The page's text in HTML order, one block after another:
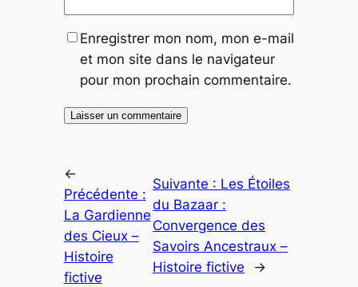
Enregistrer mon nom, mon e-mail
et mon site dans le navigateur
pour mon prochain commentaire.
←
Précédente :
La Gardienne
des Cieux –
Histoire
fictive
Suivante : Les Étoiles
du Bazaar :
Convergence des
Savoirs Ancestraux –
Histoire fictive
→